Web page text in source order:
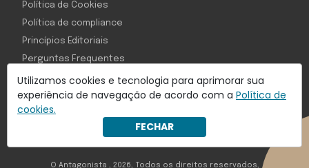
Utilizamos cookies e tecnologia para aprimorar sua
experiência de navegação de acordo com a Política de
cookies.
FECHAR
Com inteligência e tecnologia:
Object1ve - Marketing Solution
Política de Cookies
Política de compliance
Princípios Editoriais
Perguntas Frequentes
O Antagonista , 2026, Todos os direitos reservados,